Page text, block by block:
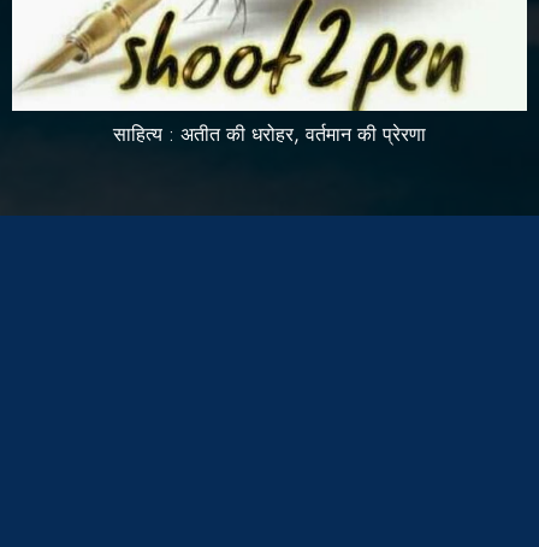
साहित्य : अतीत की धरोहर, वर्तमान की प्रेरणा